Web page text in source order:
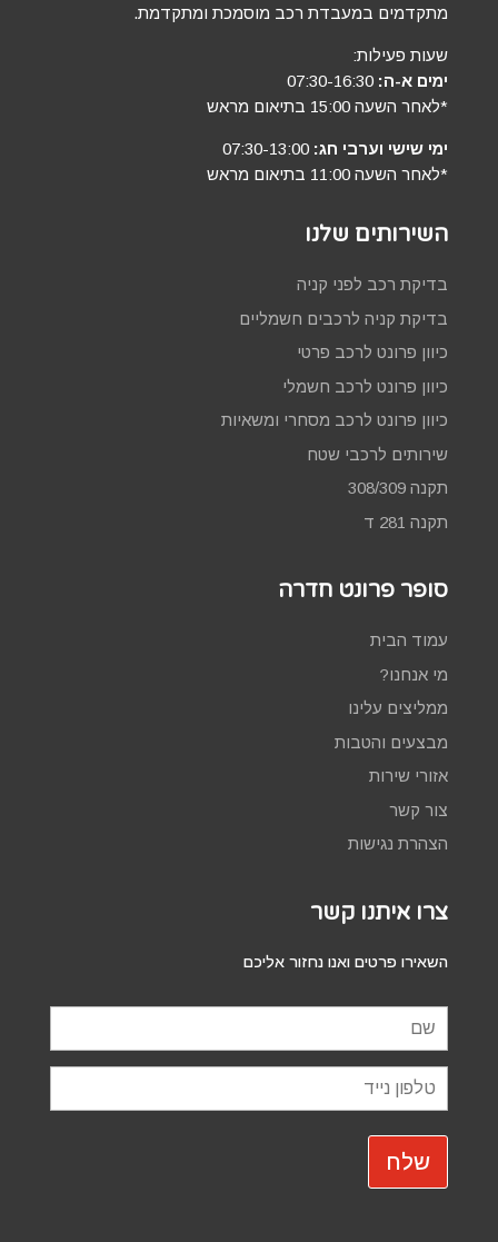
מתקדמים במעבדת רכב מוסמכת ומתקדמת.
שעות פעילות:
ימים א-ה:
*לאחר השעה 15:00 בתיאום מראש
ימי שישי וערבי חג:
*לאחר השעה 11:00 בתיאום מראש
השירותים שלנו
בדיקת רכב לפני קניה
בדיקת קניה לרכבים חשמליים
כיוון פרונט לרכב פרטי
כיוון פרונט לרכב חשמלי
כיוון פרונט לרכב מסחרי ומשאיות
שירותים לרכבי שטח
תקנה 308/309
תקנה 281 ד
סופר פרונט חדרה
עמוד הבית
מי אנחנו?
ממליצים עלינו
מבצעים והטבות
אזורי שירות
צור קשר
הצהרת נגישות
צרו איתנו קשר
השאירו פרטים ואנו נחזור אליכם